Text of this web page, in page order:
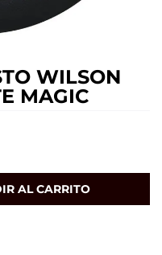
WILSON
MAGIC
AL CARRITO